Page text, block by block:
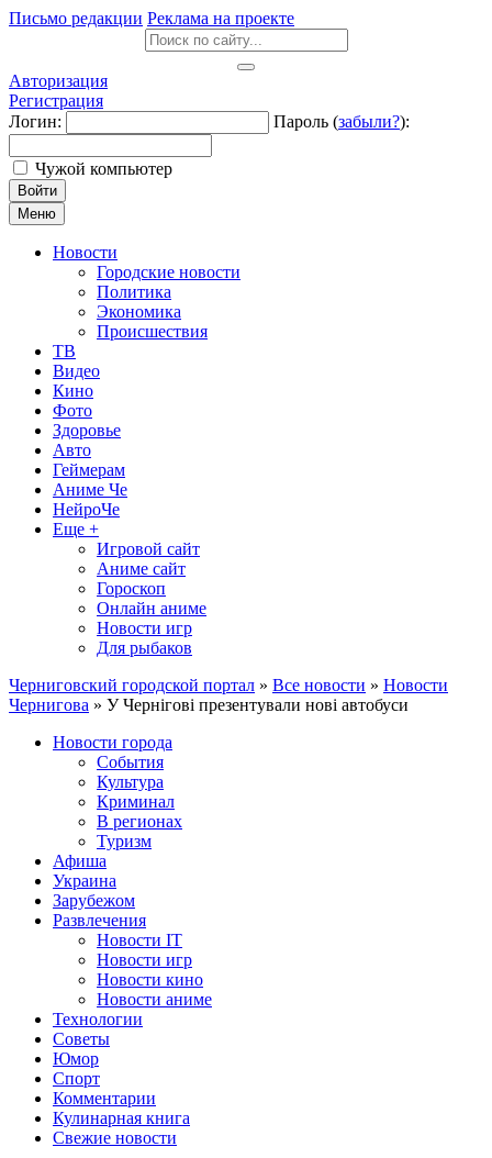
Письмо редакции Реклама на проекте
Авторизация
Регистрация
Логин:
Пароль (забыли?):
Чужой компьютер
Войти
Меню
Новости
Городские новости
Политика
Экономика
Происшествия
ТВ
Видео
Кино
Фото
Здоровье
Авто
Геймерам
Аниме Че
НейроЧе
Еще +
Игровой сайт
Аниме сайт
Гороскоп
Онлайн аниме
Новости игр
Для рыбаков
Черниговский городской портал » Все новости » Новости
Чернигова » У Чернігові презентували нові автобуси
Новости города
События
Культура
Криминал
В регионах
Туризм
Афиша
Украина
Зарубежом
Развлечения
Новости IT
Новости игр
Новости кино
Новости аниме
Технологии
Советы
Юмор
Спорт
Комментарии
Кулинарная книга
Свежие новости